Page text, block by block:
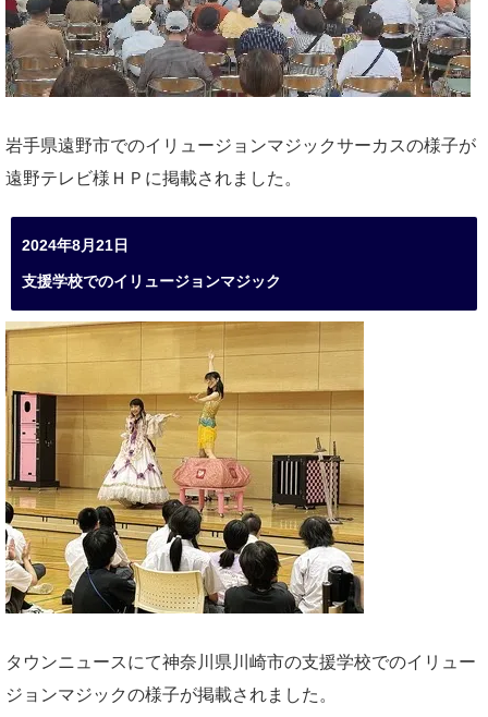
岩手県遠野市でのイリュージョンマジックサーカスの様子が
遠野テレビ様ＨＰに掲載されました。
2024年8月21日
支援学校でのイリュージョンマジック
タウンニュースにて神奈川県川崎市の支援学校でのイリュー
ジョンマジックの様子が掲載されました。